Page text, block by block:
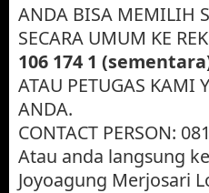
ANDA BISA MEMILIH
SECARA UMUM KE
106 174 1
ATAU PETUGAS KAMI
ANDA.
CONTACT PERSON:
Atau anda langsung
Joyoagung Merjosari